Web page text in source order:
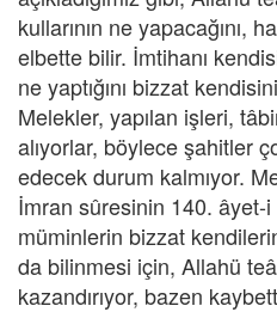
kullarının ne yapacağını,
elbette bilir. İmtihanı
ne yaptığını bizzat
Melekler, yapılan işleri,
alıyorlar, böylece şahitler
edecek durum kalmıyor.
İmran sûresinin 140.
müminlerin bizzat
da bilinmesi için, Allahü
kazandırıyor, bazen